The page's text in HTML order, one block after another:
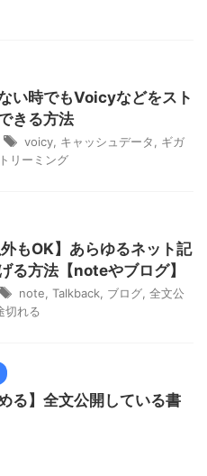
い時でもVoicyなどをスト
きる方法
voicy キャッシュデータ
ギガ
リーミング
もOK】あらゆるネット記
る方法【noteやブログ】
note Talkback ブログ 全文公
切れる
る】全文公開している書